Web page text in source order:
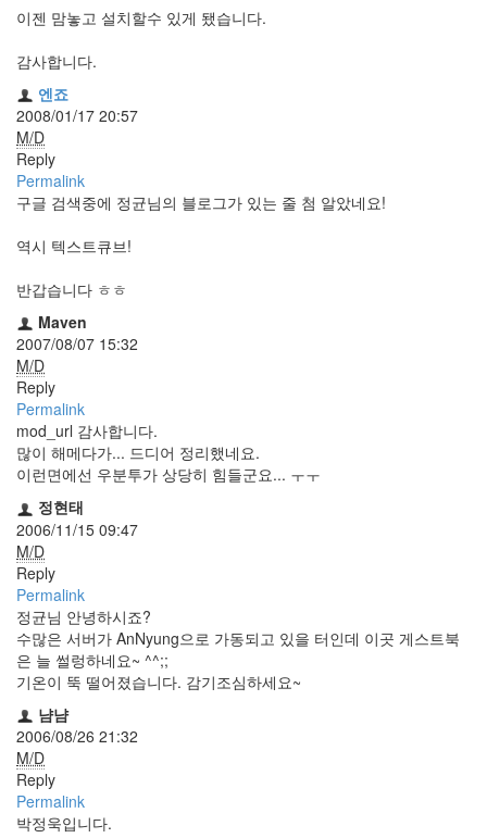
이젠 맘놓고 설치할수 있게 됐습니다.
감사합니다.
엔죠
2008/01/17 20:57
M/D
Reply
Permalink
구글 검색중에 정균님의 블로그가 있는 줄 첨 알았네요!
역시 텍스트큐브!
반갑습니다 ㅎㅎ
Maven
2007/08/07 15:32
M/D
Reply
Permalink
mod_url 감사합니다.
많이 해메다가... 드디어 정리했네요.
이런면에선 우분투가 상당히 힘들군요... ㅜㅜ
정현태
2006/11/15 09:47
M/D
Reply
Permalink
정균님 안녕하시죠?
수많은 서버가 AnNyung으로 가동되고 있을 터인데 이곳 게스트북
은 늘 썰렁하네요~ ^^;;
기온이 뚝 떨어졌습니다. 감기조심하세요~
냠냠
2006/08/26 21:32
M/D
Reply
Permalink
박정욱입니다.
고
지
3
Tech
143
안
녕
리
스
프
그
래
밍
57
Mozilla
23
Tip
&
Trick
18
security
3
Scuba
Diving
0
제
품
리
뷰
5
Recent
Posts